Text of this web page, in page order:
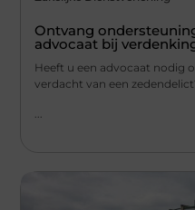
Ontvang
advocaat bij
Heeft u een advocaat nodig
verdacht van een